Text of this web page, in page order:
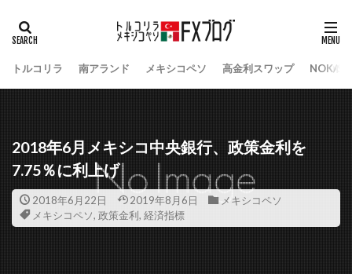
トルコリラ 南アランド メキシコペソ 高金利スワップ NOK/
2018年6月メキシコ中央銀行、政策金利を
7.75％に利上げ
2018年6月22日 2019年8月6日
メキシコペソ
メキシコペソ, 政策金利, 経済指標